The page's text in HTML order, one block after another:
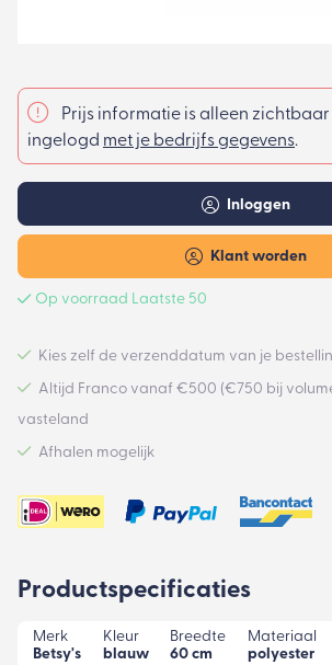
Productspecificaties
Merk
Betsy's
Kleur
blauw
Breedte
60 cm
Materiaal
polyester
Op voorraad Laatste 50
Prijs informatie is alleen zichtbaar
ingelogd met je bedrijfs gegevens.
Inloggen
Klant worden
Kies zelf de verzenddatum van je
Altijd Franco vanaf €500 (€750 bij
vasteland
Afhalen mogelijk